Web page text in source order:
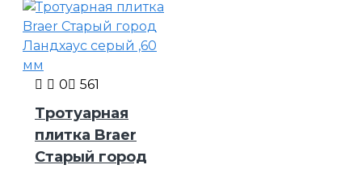
0 561
Тротуарная
плитка Braer
Старый город